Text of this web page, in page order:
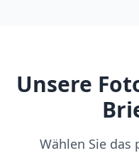
Unsere
Wählen Sie das